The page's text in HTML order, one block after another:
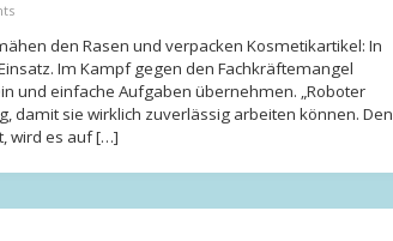
den Rasen und verpacken Kosmetikartikel: In
Im Kampf gegen den Fachkräftemangel
und einfache Aufgaben übernehmen. „Roboter
damit sie wirklich zuverlässig arbeiten können. Den
wird es auf […]